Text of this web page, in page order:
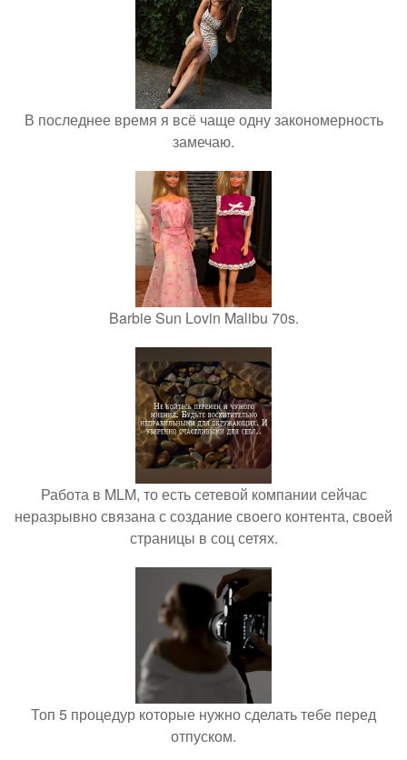
В последнее время я всё чаще одну закономерность
замечаю.
Barbie Sun Lovin Malibu 70s.
Работа в MLM, то есть сетевой компании сейчас
неразрывно связана с создание своего контента, своей
страницы в соц сетях.
Топ 5 процедур которые нужно сделать тебе перед
отпуском.